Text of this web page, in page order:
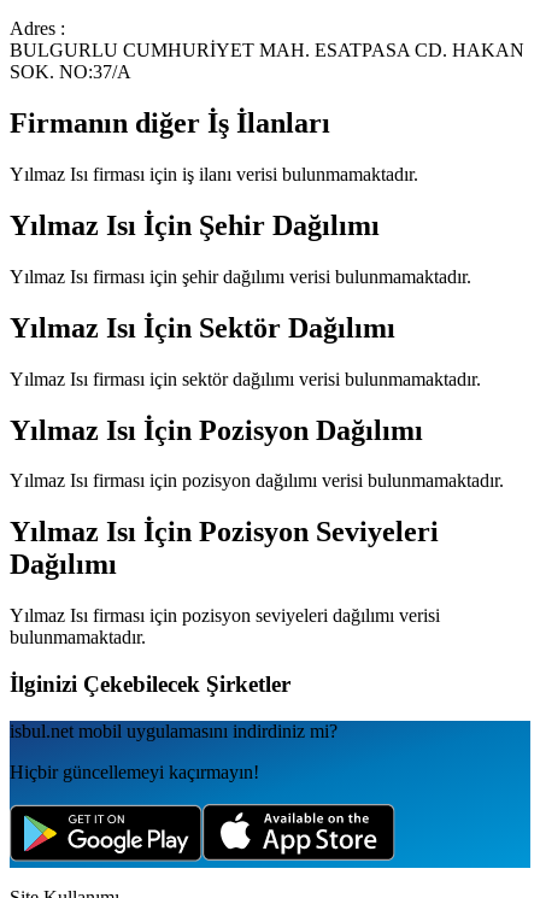
Adres :
BULGURLU CUMHURİYET MAH. ESATPASA CD. HAKAN
SOK. NO:37/A
Firmanın diğer İş İlanları
Yılmaz Isı firması için iş ilanı verisi bulunmamaktadır.
Yılmaz Isı İçin Şehir Dağılımı
Yılmaz Isı firması için şehir dağılımı verisi bulunmamaktadır.
Yılmaz Isı İçin Sektör Dağılımı
Yılmaz Isı firması için sektör dağılımı verisi bulunmamaktadır.
Yılmaz Isı İçin Pozisyon Dağılımı
Yılmaz Isı firması için pozisyon dağılımı verisi bulunmamaktadır.
Yılmaz Isı İçin Pozisyon Seviyeleri
Dağılımı
Yılmaz Isı firması için pozisyon seviyeleri dağılımı verisi
bulunmamaktadır.
İlginizi Çekebilecek Şirketler
isbul.net mobil uygulamаsını indirdiniz mi?
Hiçbir güncellemeyi kaçırmayın!